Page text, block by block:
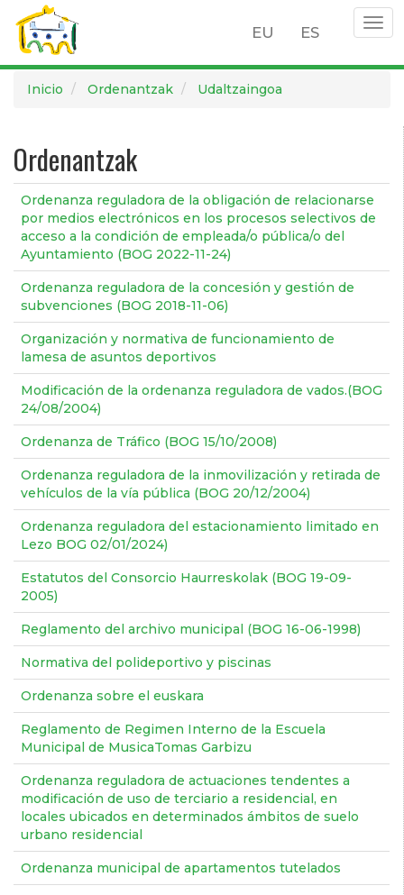
EU ES
Inicio Ordenantzak Udaltzaingoa
Ordenantzak
Ordenanza reguladora de la obligación de relacionarse
por medios electrónicos en los procesos selectivos de
acceso a la condición de empleada/o pública/o del
Ayuntamiento (BOG 2022-11-24)
Ordenanza reguladora de la concesión y gestión de
subvenciones (BOG 2018-11-06)
Organización y normativa de funcionamiento de
lamesa de asuntos deportivos
Modificación de la ordenanza reguladora de vados.(BOG
24/08/2004)
Ordenanza de Tráfico (BOG 15/10/2008)
Ordenanza reguladora de la inmovilización y retirada de
vehículos de la vía pública (BOG 20/12/2004)
Ordenanza reguladora del estacionamiento limitado en
Lezo BOG 02/01/2024)
Estatutos del Consorcio Haurreskolak (BOG 19-09-
2005)
Reglamento del archivo municipal (BOG 16-06-1998)
Normativa del polideportivo y piscinas
Ordenanza sobre el euskara
Reglamento de Regimen Interno de la Escuela
Municipal de MusicaTomas Garbizu
Ordenanza reguladora de actuaciones tendentes a
modificación de uso de terciario a residencial, en
locales ubicados en determinados ámbitos de suelo
urbano residencial
Ordenanza municipal de apartamentos tutelados